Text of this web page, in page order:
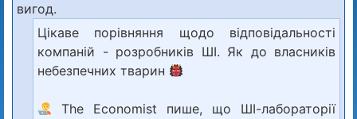
вигод.
Цікаве порівняння щодо відповідальності
компаній - розробників ШІ. Як до власників
небезпечних тварин
The Economist пише, що ШІ-лабораторії